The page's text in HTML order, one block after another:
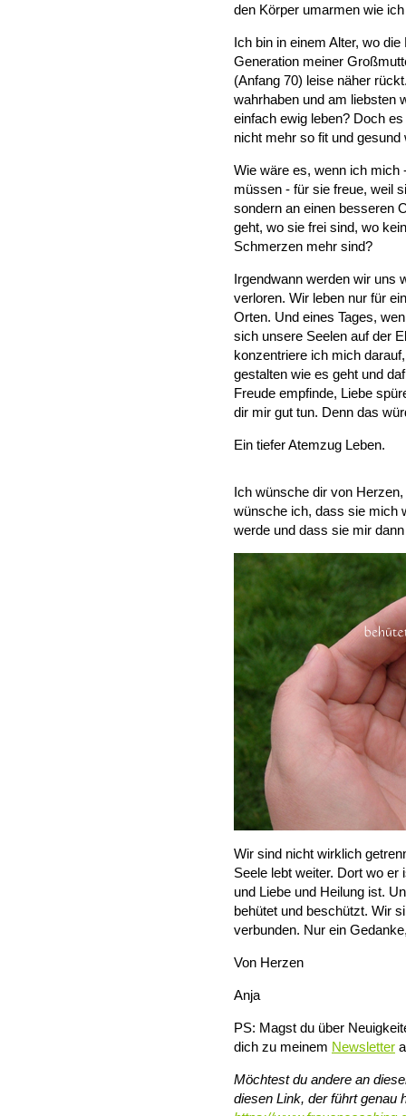
den Körper umarmen wie
Ich bin in einem Alter, wo
Generation meiner
(Anfang 70) leise näher
wahrhaben und am liebsten
einfach ewig leben? Doch
nicht mehr so fit und
Wie wäre es, wenn ich mich
müssen - für sie freue, weil
sondern an einen besseren
geht, wo sie frei sind, wo
Schmerzen mehr sind?
Irgendwann werden wir uns
verloren. Wir leben nur für
Orten. Und eines Tages,
sich unsere Seelen auf der
konzentriere ich mich
gestalten wie es geht und
Freude empfinde, Liebe
dir mir gut tun. Denn das
Ein tiefer Atemzug Leben.
Ich wünsche dir von
wünsche ich, dass sie mich
werde und dass sie mir
Wir sind nicht wirklich
Seele lebt weiter. Dort wo
und Liebe und Heilung ist.
behütet und beschützt. Wir
verbunden. Nur ein
Von Herzen
Anja
PS: Magst du über
dich zu meinem Newsletter
Möchtest du andere an
diesen Link, der führt genau